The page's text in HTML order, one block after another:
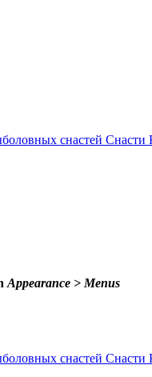
Appearance > Menus